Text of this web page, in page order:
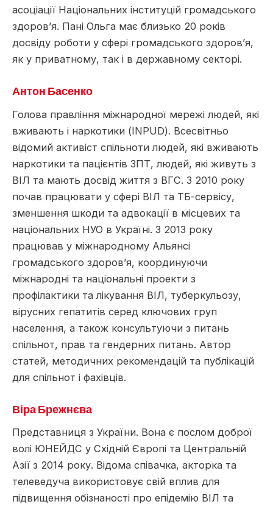
асоціації Національних інституцій громадського
здоров’я. Пані Ольга має близько 20 років
досвіду роботи у сфері громадського здоров’я,
як у приватному, так і в державному секторі.
Антон Басенко
Голова правління міжнародної мережі людей, які
вживають і наркотики (INPUD). Всесвітньо
відомий активіст спільноти людей, які вживають
наркотики та пацієнтів ЗПТ, людей, які живуть з
ВІЛ та мають досвід життя з ВГС. З 2010 року
почав працювати у сфері ВІЛ та ТБ-сервісу,
зменшення шкоди та адвокації в місцевих та
національних НУО в Україні. З 2013 року
працював у міжнародному Альянсі
громадського здоров’я, координуючи
міжнародні та національні проекти з
профілактики та лікування ВІЛ, туберкульозу,
вірусних гепатитів серед ключових груп
населення, а також консультуючи з питань
спільнот, прав та гендерних питань. Автор
статей, методичних рекомендацій та публікацій
для спільнот і фахівців.
Віра Брежнєва
Представниця з України. Вона є послом доброї
волі ЮНЕЙДС у Східній Європі та Центральній
Азії з 2014 року. Відома співачка, акторка та
телеведуча використовує свій вплив для
підвищення обізнаності про епідемію ВІЛ та